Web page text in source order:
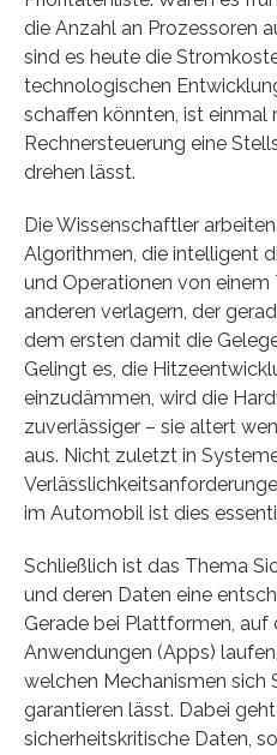
die Anzahl an Prozessoren
sind es heute die
technologischen
schaffen könnten, ist einmal
Rechnersteuerung eine
drehen lässt.
Die Wissenschaftler
Algorithmen, die intelligent
und Operationen von einem
anderen verlagern, der
dem ersten damit die
Gelingt es, die
einzudämmen, wird die
zuverlässiger – sie altert
aus. Nicht zuletzt in
im Automobil ist dies
Schließlich ist das Thema
und deren Daten eine
Gerade bei Plattformen, auf
Anwendungen (Apps)
welchen Mechanismen sich
garantieren lässt. Dabei
sicherheitskritische Daten,